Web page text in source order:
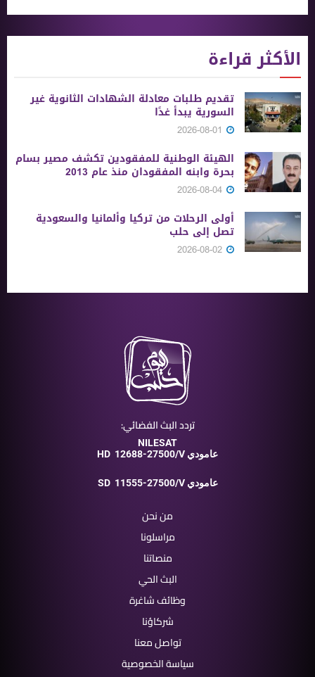
الأكثر قراءة
تقديم طلبات معادلة الشهادات الثانوية ‏غير
السورية يبدأ غدًا
الهيئة الوطنية للمفقودين تكشف مصير بسام
بحرة وابنه المفقودان منذ عام 2013
أولى الرحلات من ‏تركيا وألمانيا والسعودية
تصل إلى حلب
تردد البث الفضائي:
NILESAT
HD
12688-27500/V عامودي
SD 11555-27500/V عامودي
من نحن
مراسلونا
منصاتنا
البث الحي
وظائف شاغرة
شركاؤنا
تواصل معنا
سياسة الخصوصية